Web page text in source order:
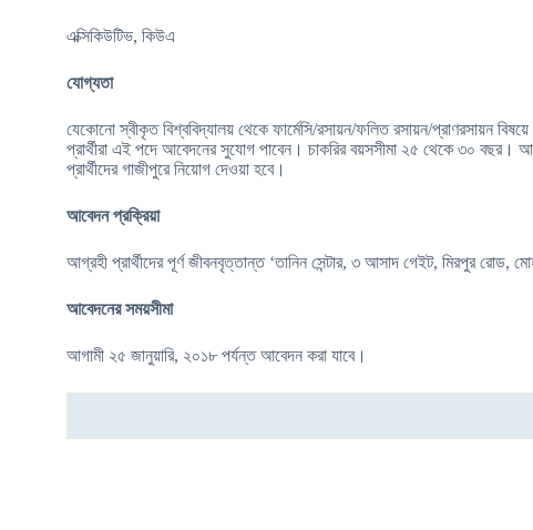
এক্সিকিউটিভ, কিউএ
যোগ্যতা
যেকোনো স্বীকৃত বিশ্ববিদ্যালয় থেকে ফার্মেসি/রসায়ন/ফলিত রসায়ন/প্রাণরসায়ন
প্রার্থীরা এই পদে আবেদনের সুযোগ পাবেন। চাকরির বয়সসীমা ২৫ থেকে ৩০ বছর।
প্রার্থীদের গাজীপুরে নিয়োগ দেওয়া হবে।
আবেদন প্রক্রিয়া
আগ্রহী প্রার্থীদের পূর্ণ জীবনবৃত্তান্ত ‘তানিন সেন্টার, ৩ আসাদ গেইট, মিরপুর রোড,
আবেদনের সময়সীমা
আগামী ২৫ জানুয়ারি, ২০১৮ পর্যন্ত আবেদন করা যাবে।